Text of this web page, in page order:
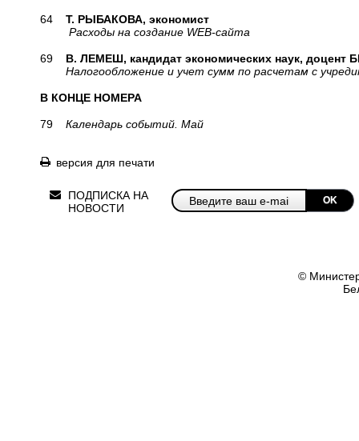
64 Т. РЫБАКОВА, экономист
Расходы на создание WEB-сайта
69 В. ЛЕМЕШ, кандидат экономических наук, доцент
Налогообложение и учет сумм по расчетам с
В КОНЦЕ НОМЕРА
79 Календарь событий. Май
версия для печати
ПОДПИСКА НА
НОВОСТИ
OK
©